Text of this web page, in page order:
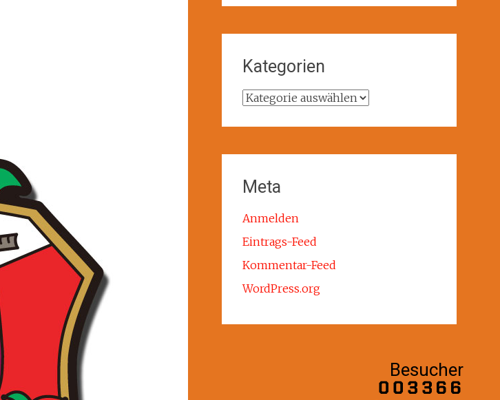
Kategorien
Kategorien
Meta
Anmelden
Eintrags-Feed
Kommentar-Feed
WordPress.org
Besucher